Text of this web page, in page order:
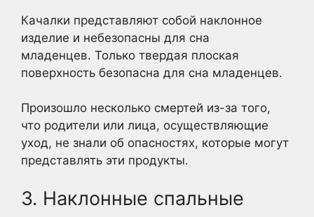
Качалки представляют собой наклонное
изделие и небезопасны для сна
младенцев. Только твердая плоская
поверхность безопасна для сна младенцев.
Произошло несколько смертей из-за того,
что родители или лица, осуществляющие
уход, не знали об опасностях, которые могут
представлять эти продукты.
3. Наклонные спальные